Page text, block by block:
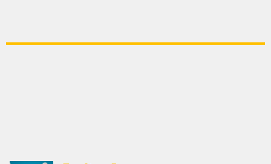
trailers e muito mais.